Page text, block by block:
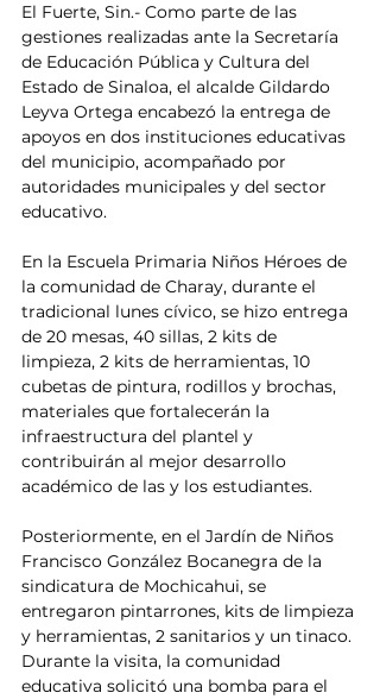
El Fuerte, Sin.- Como parte de las
gestiones realizadas ante la Secretaría
de Educación Pública y Cultura del
Estado de Sinaloa, el alcalde Gildardo
Leyva Ortega encabezó la entrega de
apoyos en dos instituciones educativas
del municipio, acompañado por
autoridades municipales y del sector
educativo.
En la Escuela Primaria Niños Héroes de
la comunidad de Charay, durante el
tradicional lunes cívico, se hizo entrega
de 20 mesas, 40 sillas, 2 kits de
limpieza, 2 kits de herramientas, 10
cubetas de pintura, rodillos y brochas,
materiales que fortalecerán la
infraestructura del plantel y
contribuirán al mejor desarrollo
académico de las y los estudiantes.
Posteriormente, en el Jardín de Niños
Francisco González Bocanegra de la
sindicatura de Mochicahui, se
entregaron pintarrones, kits de limpieza
y herramientas, 2 sanitarios y un tinaco.
Durante la visita, la comunidad
educativa solicitó una bomba para el